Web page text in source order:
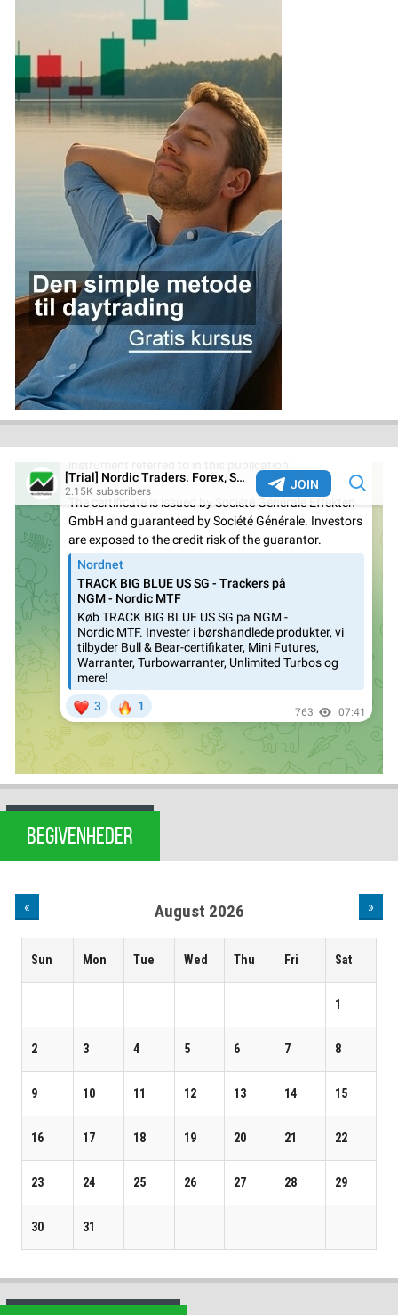
BEGIVENHEDER
« August 2026 »
Sun Mon Tue Wed Thu Fri Sat
1
2 3 4 5 6 7 8
9 10 11 12 13 14 15
16 17 18 19 20 21 22
23 24 25 26 27 28 29
30 31